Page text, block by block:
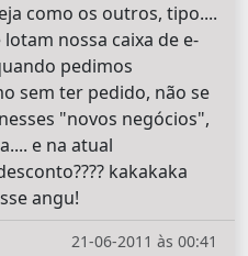
como os outros, tipo....
nossa caixa de e-
pedimos
sem ter pedido, não se
"novos negócios",
e na atual
kakakaka
angu!
21-06-2011 às 00:41